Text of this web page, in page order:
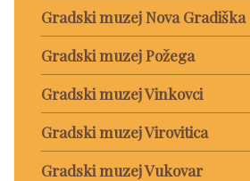
Gradski muzej Nova Gradiška
Gradski muzej Požega
Gradski muzej Vinkovci
Gradski muzej Virovitica
Gradski muzej Vukovar